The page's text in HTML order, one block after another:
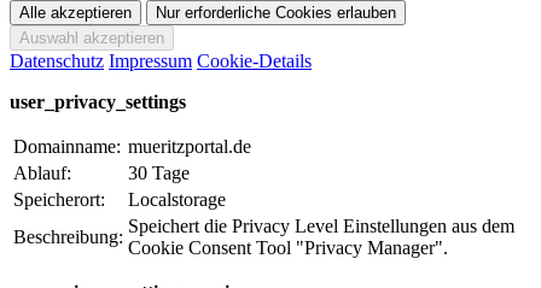
Datenschutz Impressum Cookie-Details
user_privacy_settings
Domainname: mueritzportal.de
Ablauf:
30 Tage
Speicherort:
Localstorage
Beschreibung:
Speichert die Privacy Level Einstellungen aus dem
Cookie Consent Tool "Privacy Manager".